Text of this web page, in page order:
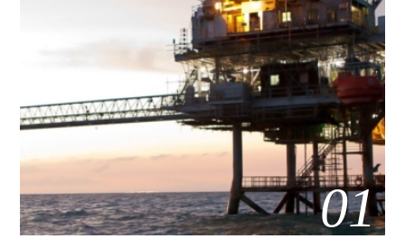
01